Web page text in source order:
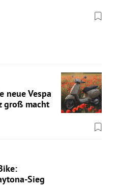
neue Vespa
groß macht
Sieg